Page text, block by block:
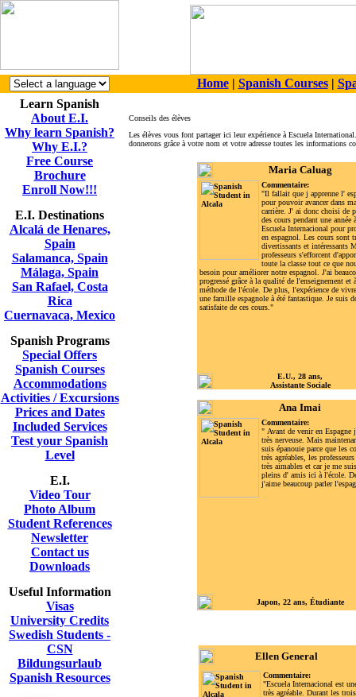
Home| Spanish Courses|
Learn Spanish
About E.I.
Why learn Spanish?
Why E.I.?
Free Course
Brochure
Enroll Now!!!
E.I. Destinations
Alcalá de Henares,
Spain
Salamanca, Spain
Málaga, Spain
San Rafael, Costa
Rica
Cuernavaca, Mexico
Spanish Programs
Special Offers
Spanish Courses
Accommodations
Activities / Excursions
Prices and Dates
Included Services
Test your Spanish
Level
E.I.
Video Tour
Photo Album
Student References
Newsletter
Contact us
Downloads
Useful Information
Visas
University Credits
Swedish Students -
CSN
Bildungsurlaub
Spanish Resources
Conseils des élèves
Les élèves vous font partager ici leur expérience à Escuela
donnerons grâce à votre nom et votre adresse toutes les informations
Maria Caluag
Commentaire:
"Il fallait que j apprenne l'
pour pouvoir avancer dans ma
carrière. J' ai donc choisi de
des cours pendant une année
Escuela Internacional pour
en espagnol. Les cours sont
divertissants et intéressants
professeurs s'efforcent
toute la classe tout ce que
besoin pour améliorer notre espagnol. J'ai
progressé grâce à la qualité de l'enseignement et
méthode de l'école. De plus, l'expérience de
une famille espagnole à été fantastique. Je suis
satisfaite de ces cours."
E.U., 28 ans,
Assistante Sociale
Ana Imai
Commentaire:
" Avant de venir en Espagne
très nerveuse. Mais
suis épanouie parce que les
très agréables, les
très aimables et car je me
pleins d' amis ici à l'école.
j'aime beaucoup parler
Japon, 22 ans, Étudiante
Ellen General
Commentaire:
"Escuela Internacional est
très agréable. Durant les